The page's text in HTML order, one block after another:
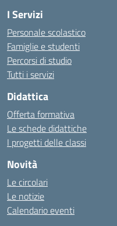
I Servizi
Personale scolastico
Famiglie e studenti
Percorsi di studio
Tutti i servizi
Didattica
Offerta formativa
Le schede didattiche
I progetti delle classi
Novità
Le circolari
Le notizie
Calendario eventi